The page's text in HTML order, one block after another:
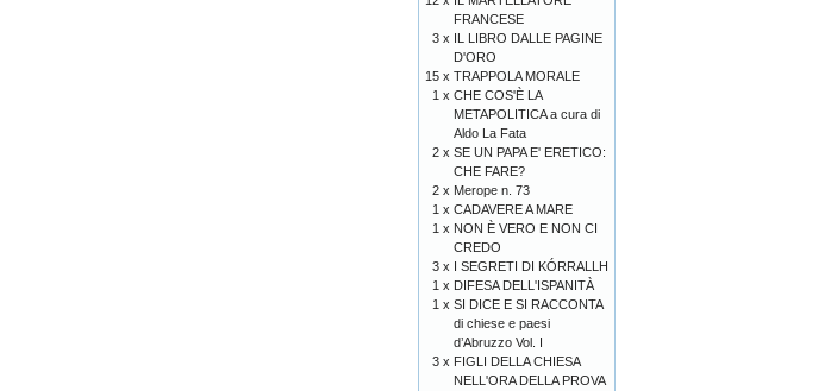
FRANCESE
3 x IL LIBRO DALLE PAGINE
D'ORO
15 x TRAPPOLA MORALE
1 x CHE COS'È LA
METAPOLITICA a cura di
Aldo La Fata
2 x SE UN PAPA E' ERETICO:
CHE FARE?
2 x Merope n. 73
1 x CADAVERE A MARE
1 x NON È VERO E NON CI
CREDO
3 x I SEGRETI DI KÓRRALLH
1 x DIFESA DELL'ISPANITÀ
1 x SI DICE E SI RACCONTA
di chiese e paesi
d’Abruzzo Vol. I
3 x FIGLI DELLA CHIESA
NELL'ORA DELLA PROVA